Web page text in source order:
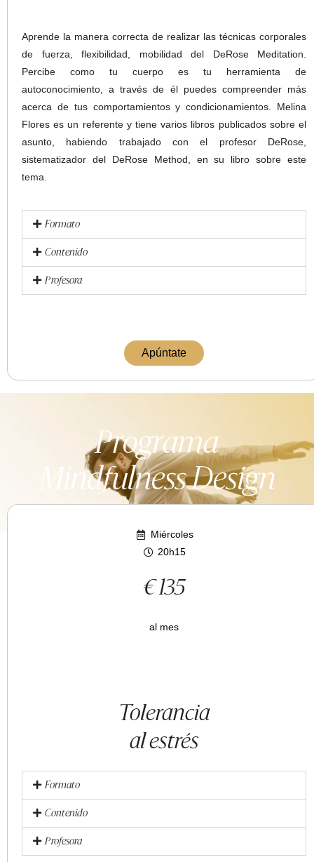
Aprende la manera correcta de realizar las técnicas corporales
de fuerza, flexibilidad, mobilidad del DeRose Meditation.
Percibe como tu cuerpo es tu herramienta de
autoconocimiento, a través de él puedes compreender más
acerca de tus comportamientos y condicionamientos. Melina
Flores es un referente y tiene varios libros publicados sobre el
asunto, habiendo trabajado con el profesor DeRose,
sistematizador del DeRose Method, en su libro sobre este
tema.
Formato
Contenido
Profesora
Apúntate
Programa
Mindfulness Design
Miércoles
20h15
€ 135
al mes
Tolerancia
al estrés
Formato
Contenido
Profesora